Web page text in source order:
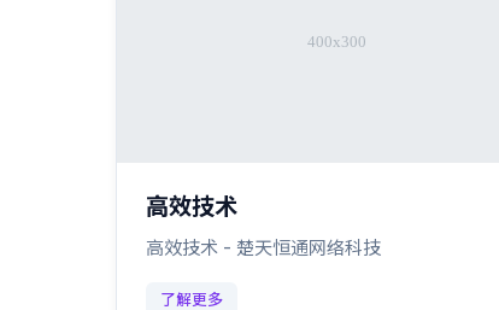
高效技术
高效技术 - 楚天恒通网络科技
了解更多